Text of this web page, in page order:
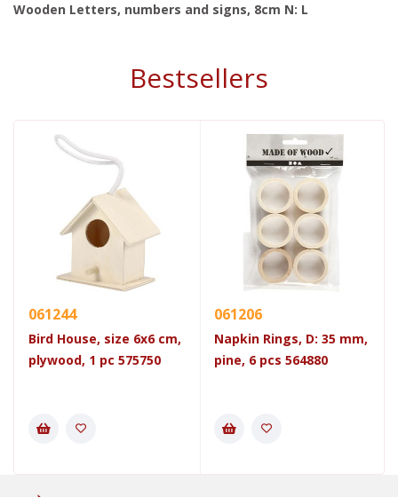
Wooden Letters, numbers and signs, 8cm N: L
Bestsellers
061244
Bird House, size 6x6 cm,
plywood, 1 pc 575750
061206
Napkin Rings, D: 35 mm,
pine, 6 pcs 564880